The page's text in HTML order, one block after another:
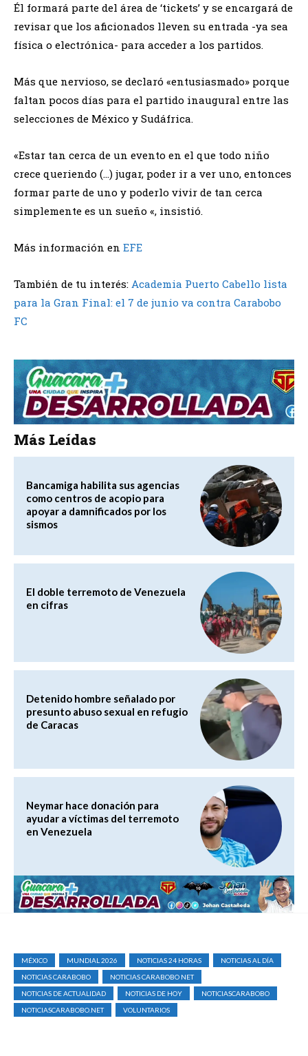
Él formará parte del área de ‘tickets’ y se encargará de
revisar que los aficionados lleven su entrada -ya sea
física o electrónica- para acceder a los partidos.
Más que nervioso, se declaró «entusiasmado» porque
faltan pocos días para el partido inaugural entre las
selecciones de México y Sudáfrica.
«Estar tan cerca de un evento en el que todo niño
crece queriendo (…) jugar, poder ir a ver uno, entonces
formar parte de uno y poderlo vivir de tan cerca
simplemente es un sueño «, insistió.
Más información en EFE
También de tu interés: Academia Puerto Cabello lista
para la Gran Final: el 7 de junio va contra Carabobo
FC
Más Leídas
Bancamiga habilita sus agencias
como centros de acopio para
apoyar a damnificados por los
sismos
El doble terremoto de Venezuela
en cifras
Detenido hombre señalado por
presunto abuso sexual en refugio
de Caracas
Neymar hace donación para
ayudar a víctimas del terremoto
en Venezuela
MÉXICO MUNDIAL 2026 NOTICIAS 24 HORAS
NOTICIAS AL DÍA
NOTICIAS CARABOBO
NOTICIAS CARABOBO NET
NOTICIAS DE ACTUALIDAD
NOTICIAS DE HOY
NOTICIASCARABOBO
NOTICIASCARABOBO.NET
VOLUNTARIOS